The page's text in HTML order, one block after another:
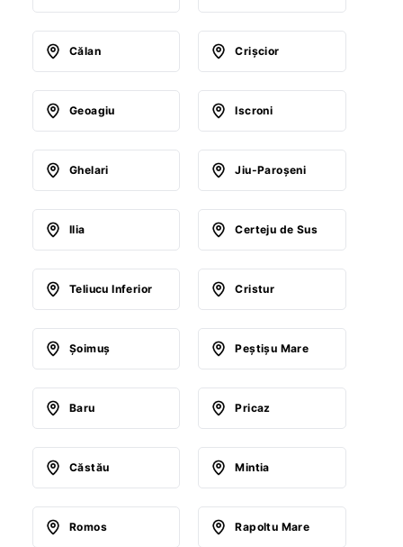
Călan Crişcior
Geoagiu Iscroni
Ghelari Jiu-Paroşeni
Ilia Certeju de Sus
Teliucu Inferior Cristur
Şoimuş Peştişu Mare
Baru Pricaz
Căstău Mintia
Romos Rapoltu Mare